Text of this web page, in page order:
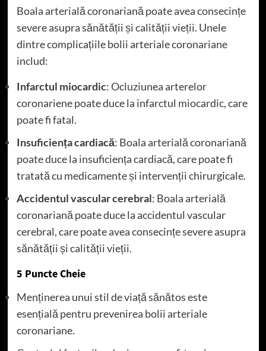
Boala arterială coronariană poate avea consecințe
severe asupra sănătății și calității vieții. Unele
dintre complicațiile bolii arteriale coronariane
includ:
Infarctul miocardic: Ocluziunea arterelor
coronariene poate duce la infarctul miocardic, care
poate fi fatal.
Insuficiența cardiacă: Boala arterială coronariană
poate duce la insuficiența cardiacă, care poate fi
tratată cu medicamente și intervenții chirurgicale.
Accidentul vascular cerebral: Boala arterială
coronariană poate duce la accidentul vascular
cerebral, care poate avea consecințe severe asupra
sănătății și calității vieții.
5 Puncte Cheie
Menținerea unui stil de viață sănătos este
esențială pentru prevenirea bolii arteriale
coronariane.